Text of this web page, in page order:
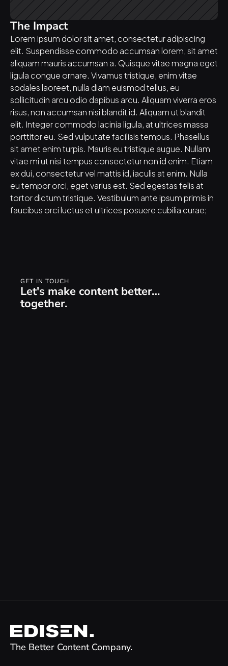
The Impact
Lorem ipsum dolor sit amet, consectetur adipiscing
elit. Suspendisse commodo accumsan lorem, sit amet
aliquam mauris accumsan a. Quisque vitae magna eget
ligula congue ornare. Vivamus tristique, enim vitae
sodales laoreet, nulla diam euismod tellus, eu
sollicitudin arcu odio dapibus arcu. Aliquam viverra eros
risus, non accumsan nisi blandit id. Aliquam ut blandit
elit. Integer commodo lacinia ligula, at ultrices massa
porttitor eu. Sed vulputate facilisis tempus. Phasellus
sit amet enim turpis. Mauris eu tristique augue. Nullam
vitae mi ut nisi tempus consectetur non id enim. Etiam
ex dui, consectetur vel mattis id, iaculis at enim. Nulla
eu tempor orci, eget varius est. Sed egestas felis at
tortor dictum tristique. Vestibulum ante ipsum primis in
faucibus orci luctus et ultrices posuere cubilia curae;
GET IN TOUCH
Let's make content better…
together.
The Better Content Company.